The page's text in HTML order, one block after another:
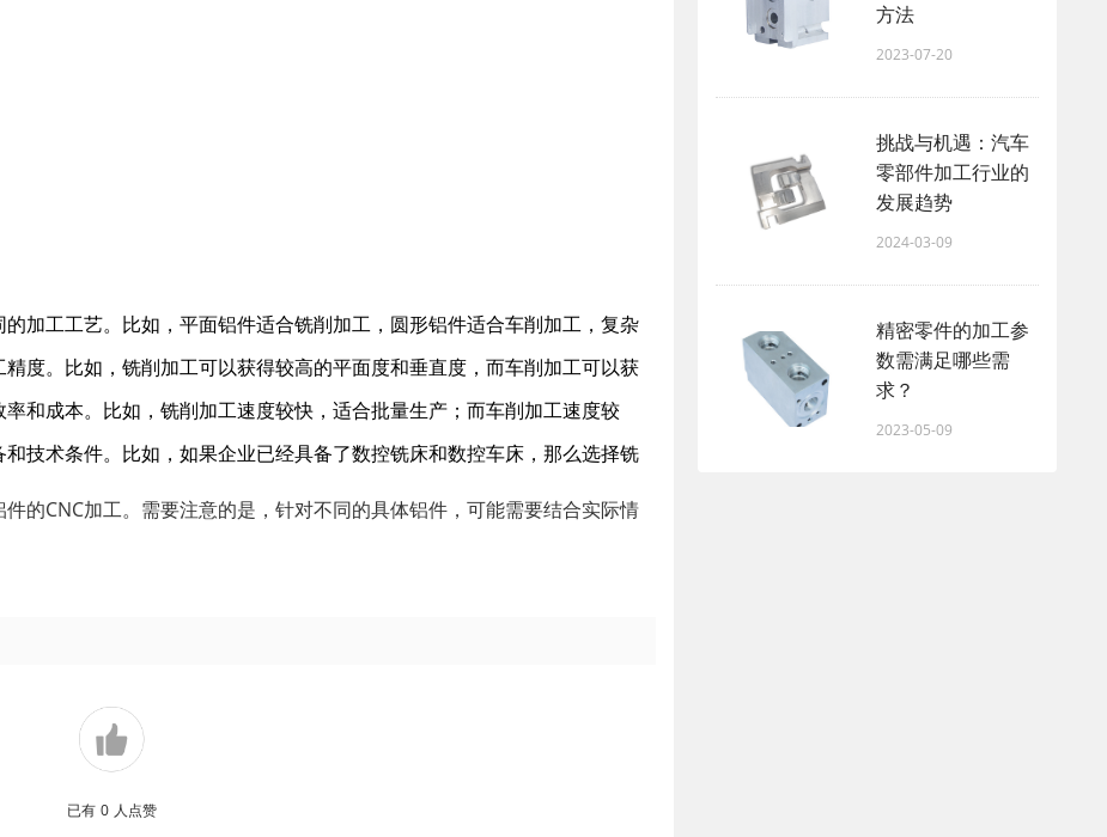
加工工艺。比如，平面铝件适合铣削加工，圆形铝件适合车削加工，复杂
度。比如，铣削加工可以获得较高的平面度和垂直度，而车削加工可以获
和成本。比如，铣削加工速度较快，适合批量生产；而车削加工速度较
技术条件。比如，如果企业已经具备了数控铣床和数控车床，那么选择铣
的CNC加工。需要注意的是，针对不同的具体铝件，可能需要结合实际情
已有 0 人点赞
方法
2023-07-20
挑战与机遇：汽车
零部件加工行业的
发展趋势
2024-03-09
精密零件的加工参
数需满足哪些需
求？
2023-05-09